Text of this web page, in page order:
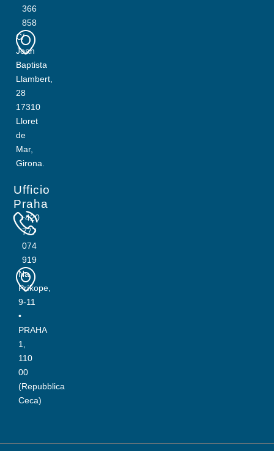
366
858
C/
Joan
Baptista
Llambert,
28
17310
Lloret
de
Mar,
Girona.
Ufficio
Praha
+420
777
074
919
Na
Príkope,
9-11
•
PRAHA
1,
110
00
(Repubblica
Ceca)